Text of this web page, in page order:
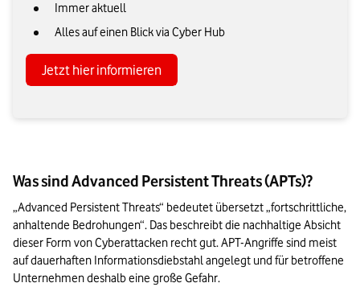
Immer aktuell
Alles auf einen Blick via Cyber Hub
Jetzt hier informieren
Was sind Advanced Persistent Threats (APTs)?
„Advanced Persistent Threats“ bedeutet übersetzt „fortschrittliche,
anhaltende Bedrohungen“. Das beschreibt die nachhaltige Absicht
dieser Form von Cyberattacken recht gut. APT-Angriffe sind meist
auf dauerhaften Informationsdiebstahl angelegt und für betroffene
Unternehmen deshalb eine große Gefahr.